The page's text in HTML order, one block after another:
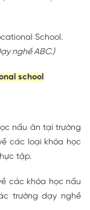
School.
nghề ABC.)
school
nấu ăn tại trường
các loại khóa học
tập.
các khóa học nấu
trường dạy nghề